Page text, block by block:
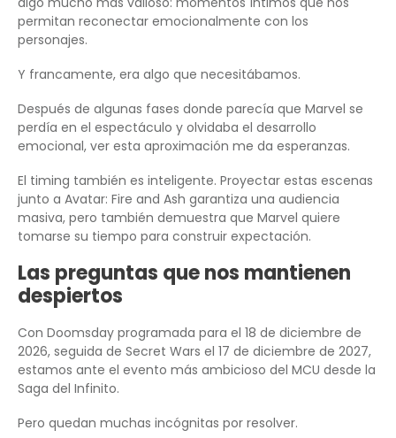
permitan reconectar emocionalmente con los
personajes.
Y francamente, era algo que necesitábamos.
Después de algunas fases donde parecía que Marvel se
perdía en el espectáculo y olvidaba el desarrollo
emocional, ver esta aproximación me da esperanzas.
El timing también es inteligente. Proyectar estas escenas
junto a Avatar: Fire and Ash garantiza una audiencia
masiva, pero también demuestra que Marvel quiere
tomarse su tiempo para construir expectación.
Las preguntas que nos mantienen
despiertos
Con Doomsday programada para el 18 de diciembre de
2026, seguida de Secret Wars el 17 de diciembre de 2027,
estamos ante el evento más ambicioso del MCU desde la
Saga del Infinito.
Pero quedan muchas incógnitas por resolver.